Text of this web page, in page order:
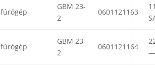
fúrógép
GBM 23-
2
0601121163
fúrógép
GBM 23-
2
0601121164
—